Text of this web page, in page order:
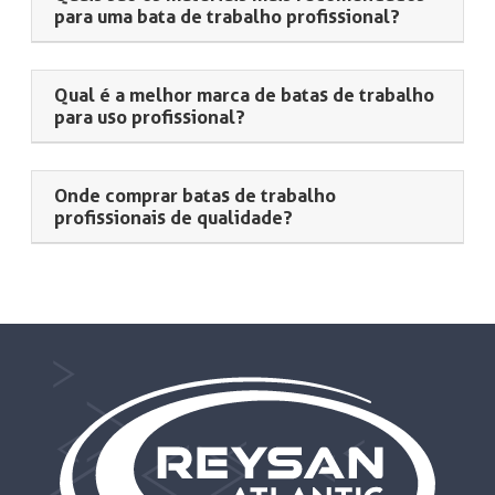
para uma bata de trabalho profissional?
Qual é a melhor marca de batas de trabalho
para uso profissional?
Onde comprar batas de trabalho
profissionais de qualidade?